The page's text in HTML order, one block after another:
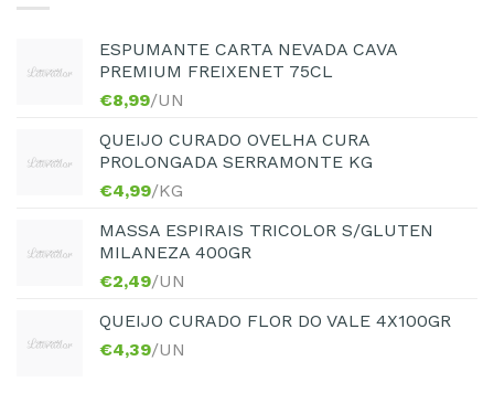
ESPUMANTE CARTA NEVADA CAVA
PREMIUM FREIXENET 75CL
€8,99/UN
QUEIJO CURADO OVELHA CURA
PROLONGADA SERRAMONTE KG
€4,99/KG
MASSA ESPIRAIS TRICOLOR S/GLUTEN
MILANEZA 400GR
€2,49/UN
QUEIJO CURADO FLOR DO VALE 4X100GR
€4,39/UN